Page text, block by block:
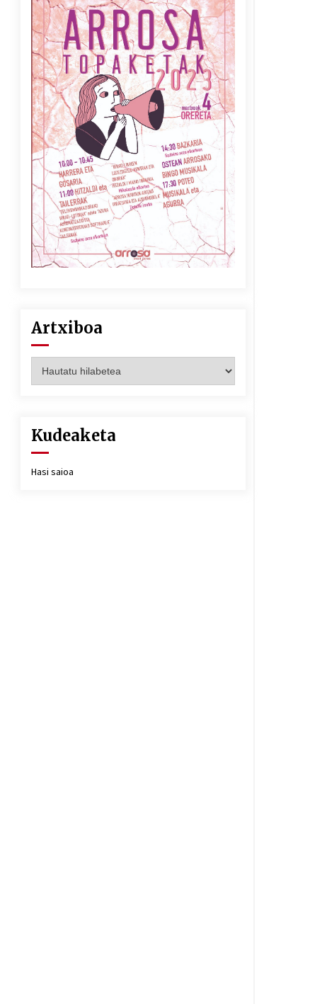
Azaroak 6 Iurretan Arrosa
sarearen IX. topaketak
2021/10/04
Berria egunkarian
elkarrizketa Arrosaren 20
urteez
2021/07/06
Arrosaren laburpen bideoa
Hamaika Telebistaren eskutik
2021/06/30
Artxiboa
Kudeaketa
Hasi saioa